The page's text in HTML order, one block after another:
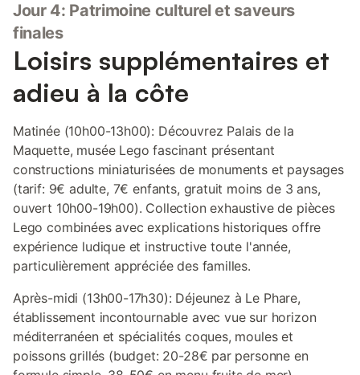
Jour 4: Patrimoine culturel et saveurs
finales
Loisirs supplémentaires et
adieu à la côte
Matinée (10h00-13h00): Découvrez Palais de la
Maquette, musée Lego fascinant présentant
constructions miniaturisées de monuments et paysages
(tarif: 9€ adulte, 7€ enfants, gratuit moins de 3 ans,
ouvert 10h00-19h00). Collection exhaustive de pièces
Lego combinées avec explications historiques offre
expérience ludique et instructive toute l'année,
particulièrement appréciée des familles.
Après-midi (13h00-17h30): Déjeunez à Le Phare,
établissement incontournable avec vue sur horizon
méditerranéen et spécialités coques, moules et
poissons grillés (budget: 20-28€ par personne en